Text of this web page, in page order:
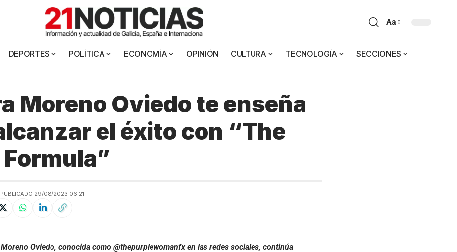
Aa
DEPORTES POLÍTICA ECONOMÍA OPINIÓN CULTURA TECNOLOGÍA SECCIONES
Moreno Oviedo te enseña
el éxito con “The
PUBLICADO 29/08/2023 06:21
Oviedo, conocida como @thepurplewomanfx en las redes sociales, continúa